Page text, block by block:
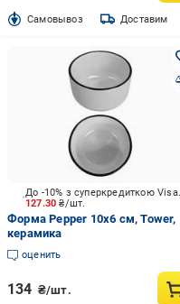
Cамовывоз Доставим
127.30₴/шт.
До -10% з суперкредиткою Visa Вигода
Форма Pepper 10х6 см, Tower,
керамика
оценить
134 ₴/шт.